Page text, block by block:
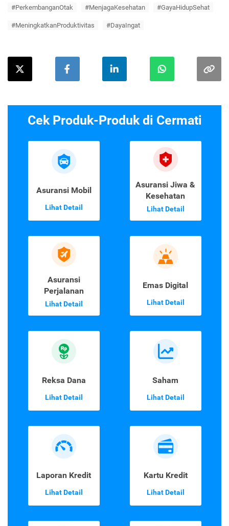
#PerkembanganOtak #MenjagaKesehatan #GayaHidupSehat
#MeningkatkanProduktivitas #DayaIngat
Cek Produk-Produk di Cermati
Asuransi Mobil
Lihat Detail
Asuransi Jiwa &
Kesehatan
Lihat Detail
Asuransi
Perjalanan
Lihat Detail
Emas Digital
Lihat Detail
Reksa Dana
Lihat Detail
Saham
Lihat Detail
Laporan Kredit
Lihat Detail
Kartu Kredit
Lihat Detail